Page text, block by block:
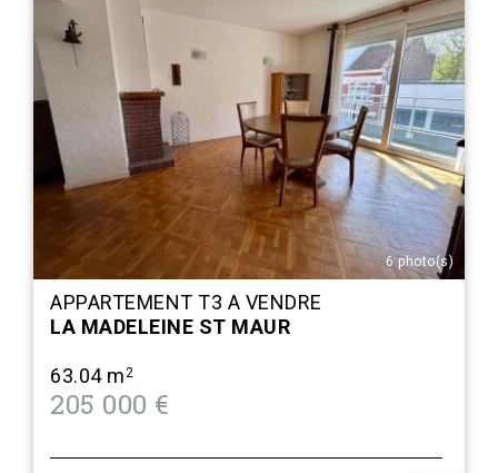
6 photo(s)
APPARTEMENT T3 A VENDRE
LA MADELEINE ST MAUR
63.04 m2
205 000 €